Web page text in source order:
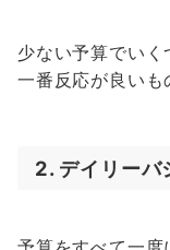
少ない予算でいく
一番反応が良いも
2. デイリーバ